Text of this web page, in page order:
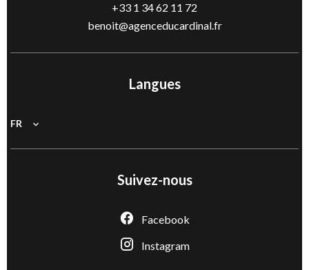
+33 1 34 62 11 72
benoit@agenceducardinal.fr
Langues
FR
Suivez-nous
Facebook
Instagram